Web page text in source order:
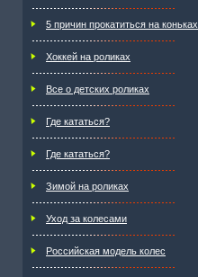
5 причин прокатиться на коньках
Хоккей на роликах
Все о детских роликах
Где кататься?
Где кататься?
Зимой на роликах
Уход за колесами
Российская модель колес